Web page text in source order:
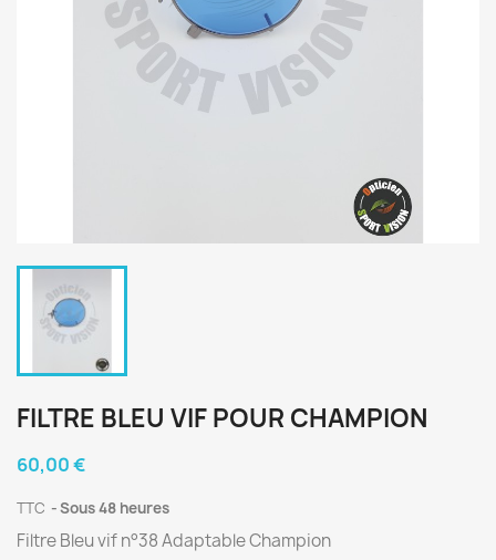
FILTRE BLEU VIF POUR CHAMPION
60,00 €
TTC Sous 48 heures
Filtre Bleu vif n°38 Adaptable Champion